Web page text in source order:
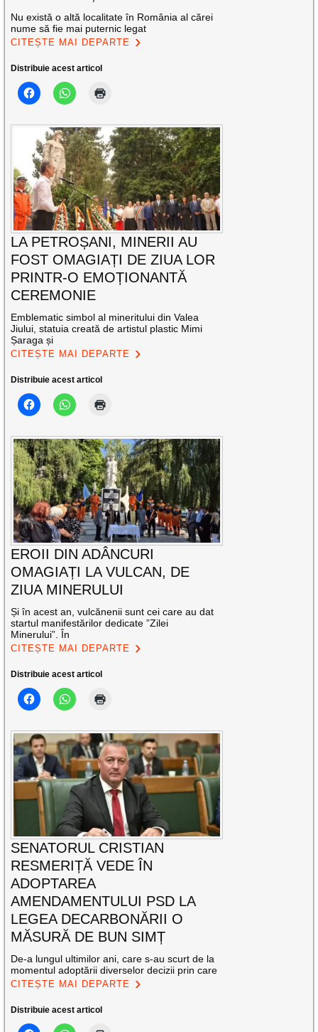
Nu există o altă localitate în România al cărei
nume să fie mai puternic legat
CITEȘTE MAI DEPARTE
Distribuie acest articol
LA PETROȘANI, MINERII AU
FOST OMAGIAȚI DE ZIUA LOR
PRINTR-O EMOȚIONANTĂ
CEREMONIE
Emblematic simbol al mineritului din Valea
Jiului, statuia creată de artistul plastic Mimi
Șaraga și
CITEȘTE MAI DEPARTE
Distribuie acest articol
EROII DIN ADÂNCURI
OMAGIAȚI LA VULCAN, DE
ZIUA MINERULUI
Și în acest an, vulcănenii sunt cei care au dat
startul manifestărilor dedicate ”Zilei
Minerului”. În
CITEȘTE MAI DEPARTE
Distribuie acest articol
SENATORUL CRISTIAN
RESMERIȚĂ VEDE ÎN
ADOPTAREA
AMENDAMENTULUI PSD LA
LEGEA DECARBONĂRII O
MĂSURĂ DE BUN SIMȚ
De-a lungul ultimilor ani, care s-au scurt de la
momentul adoptării diverselor decizii prin care
CITEȘTE MAI DEPARTE
Distribuie acest articol